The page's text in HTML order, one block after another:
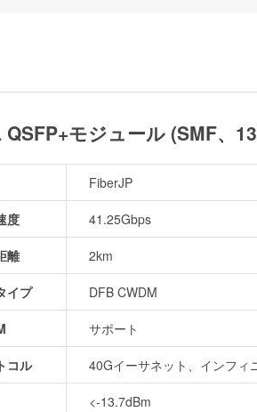
モジュール (SMF、
FiberJP
度 41.25Gbps
離 2km
イプ DFB CWDM
サポート
コル 40Gイーサネット、インフィ
<-13.7dBm